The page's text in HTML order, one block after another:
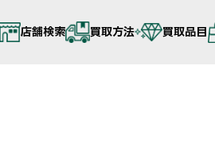
店舗検索 買取方法 買取品目